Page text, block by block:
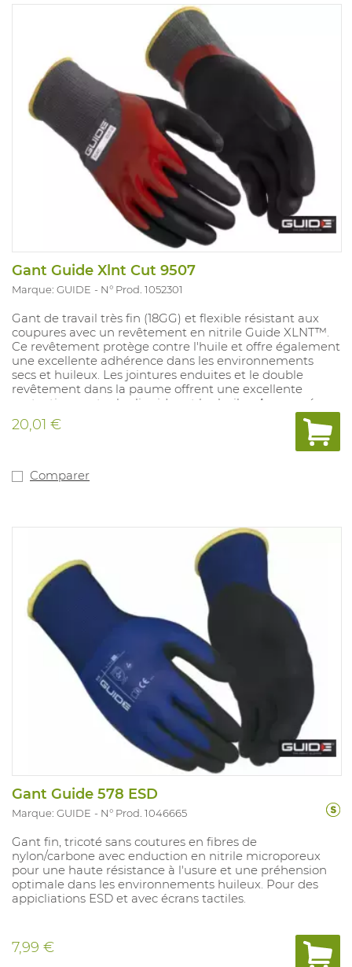
Gant Guide Xlnt Cut 9507
Marque: GUIDE N° Prod. 1052301
Gant de travail très fin (18GG) ​​et flexible résistant aux
coupures avec un revêtement en nitrile Guide XLNT™.
Ce revêtement protège contre l'huile et offre également
une excellente adhérence dans les environnements
secs et huileux. Les jointures enduites et le double
revêtement dans la paume offrent une excellente
protection contre les liquides et les huiles. Approuvé
pour le contact alimentaire et pour la chaleur de
contact niveau 1. Homologué Oeko-Tex. Fonction écran
tactile. Tailles : 7-11. Conforme à : EN388:2016 4.X.4.4.D,
20,01 €
Comparer
Gant Guide 578 ESD
Marque: GUIDE N° Prod. 1046665
Gant fin, tricoté sans coutures en fibres de
nylon/carbone avec enduction en nitrile microporeux
pour une haute résistance à l'usure et une préhension
optimale dans les environnements huileux. Pour des
appicliations ESD et avec écrans tactiles.
7,99 €